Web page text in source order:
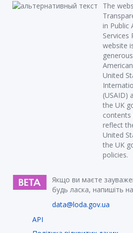
The
in Public
Services
website
United
(USAID)
the UK
contents
reflect
United
the UK
policies.
Якщо ви маєте
будь ласка, напишіть
data@loda.gov.ua
API